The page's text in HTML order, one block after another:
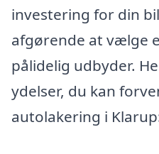
investering for din
afgørende at vælge
pålidelig udbyder.
ydelser, du kan
autolakering i